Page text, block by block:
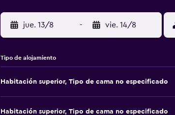
jue. 13/8 - vie. 14/8
Tipo de alojamiento
Habitación superior, Tipo de cama no especificado
Habitación superior, Tipo de cama no especificado